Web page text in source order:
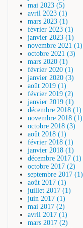
mai 2023 (5)
avril 2023 (1)
mars 2023 (1)
février 2023 (1)
janvier 2023 (1)
novembre 2021 (1)
octobre 2021 (3)
mars 2020 (1)
février 2020 (1)
janvier 2020 (3)
août 2019 (1)
février 2019 (2)
janvier 2019 (1)
décembre 2018 (1)
novembre 2018 (1)
octobre 2018 (3)
août 2018 (1)
février 2018 (1)
janvier 2018 (1)
décembre 2017 (1)
octobre 2017 (2)
septembre 2017 (1)
août 2017 (1)
juillet 2017 (1)
juin 2017 (1)
mai 2017 (2)
avril 2017 (1)
mars 2017 (2)